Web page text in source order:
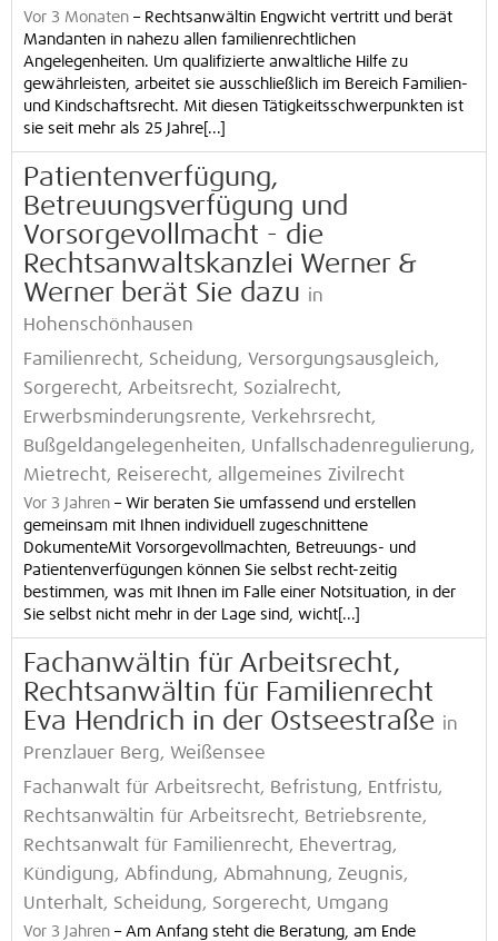
Vor 3 Monaten – Rechtsanwältin Engwicht vertritt und berät
Mandanten in nahezu allen familienrechtlichen
Angelegenheiten. Um qualifizierte anwaltliche Hilfe zu
gewährleisten, arbeitet sie ausschließlich im Bereich Familien-
und Kindschaftsrecht. Mit diesen Tätigkeitsschwerpunkten ist
sie seit mehr als 25 Jahre[...]
Patientenverfügung,
Betreuungsverfügung und
Vorsorgevollmacht - die
Rechtsanwaltskanzlei Werner &
Werner berät Sie dazu in
Hohenschönhausen
Familienrecht, Scheidung, Versorgungsausgleich,
Sorgerecht, Arbeitsrecht, Sozialrecht,
Erwerbsminderungsrente, Verkehrsrecht,
Bußgeldangelegenheiten, Unfallschadenregulierung,
Mietrecht, Reiserecht, allgemeines Zivilrecht
Vor 3 Jahren – Wir beraten Sie umfassend und erstellen
gemeinsam mit Ihnen individuell zugeschnittene
DokumenteMit Vorsorgevollmachten, Betreuungs- und
Patientenverfügungen können Sie selbst recht-zeitig
bestimmen, was mit Ihnen im Falle einer Notsituation, in der
Sie selbst nicht mehr in der Lage sind, wicht[...]
Fachanwältin für Arbeitsrecht,
Rechtsanwältin für Familienrecht
Eva Hendrich in der Ostseestraße in
Prenzlauer Berg, Weißensee
Fachanwalt für Arbeitsrecht, Befristung, Entfristu,
Rechtsanwältin für Arbeitsrecht, Betriebsrente,
Rechtsanwalt für Familienrecht, Ehevertrag,
Kündigung, Abfindung, Abmahnung, Zeugnis,
Unterhalt, Scheidung, Sorgerecht, Umgang
Vor 3 Jahren – Am Anfang steht die Beratung, am Ende